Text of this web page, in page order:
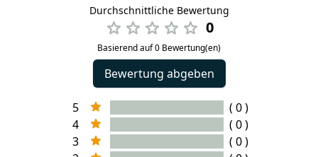
Durchschnittliche Bewertung
0
Basierend auf 0 Bewertung(en)
Bewertung abgeben
5
( 0 )
4
( 0 )
3
( 0 )